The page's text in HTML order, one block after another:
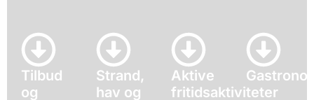
Tilbud
og
Strand,
hav og
Aktive
fritidsaktiviteter